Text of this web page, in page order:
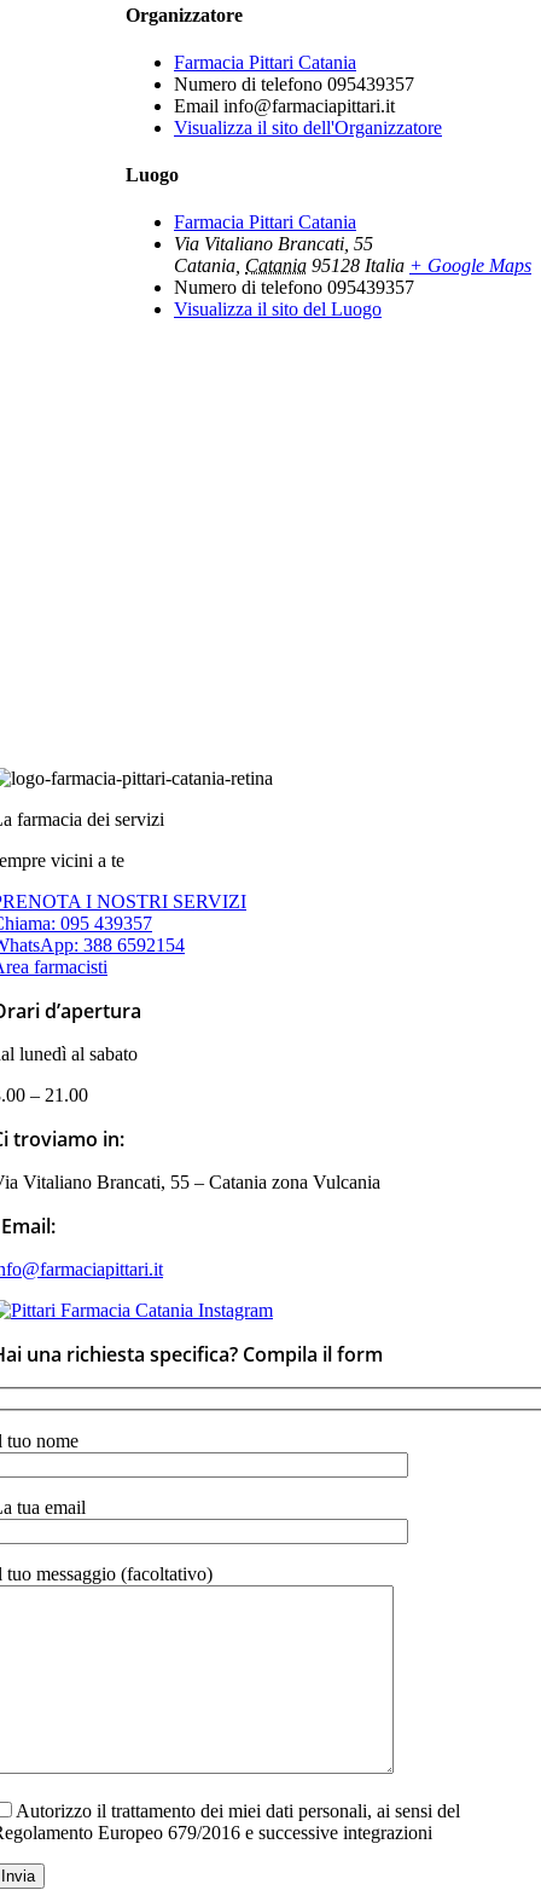
Organizzatore
Farmacia Pittari Catania
Numero di telefono 095439357
Email info@farmaciapittari.it
Visualizza il sito dell'Organizzatore
Luogo
Farmacia Pittari Catania
Via Vitaliano Brancati, 55
Catania Catania 95128 Italia + Google Maps
Numero di telefono 095439357
Visualizza il sito del Luogo
farmacia dei servizi
vicini a te
I NOSTRI SERVIZI
095 439357
388 6592154
farmacisti
d’apertura
lunedì al sabato
– 21.00
troviamo in:
Vitaliano Brancati, 55 – Catania zona Vulcania
una richiesta specifica? Compila il form
tuo nome
tua email
tuo messaggio (facoltativo)
Autorizzo il trattamento dei miei dati personali, ai sensi del
Europeo 679/2016 e successive integrazioni